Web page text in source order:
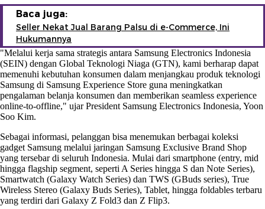
Baca juga:
Seller Nekat Jual Barang Palsu di e-Commerce, Ini
Hukumannya
"Melalui kerja sama strategis antara Samsung Electronics Indonesia
(SEIN) dengan Global Teknologi Niaga (GTN), kami berharap dapat
memenuhi kebutuhan konsumen dalam menjangkau produk teknologi
Samsung di Samsung Experience Store guna meningkatkan
pengalaman belanja konsumen dan memberikan seamless experience
online-to-offline," ujar President Samsung Electronics Indonesia, Yoon
Soo Kim.
Sebagai informasi, pelanggan bisa menemukan berbagai koleksi
gadget Samsung melalui jaringan Samsung Exclusive Brand Shop
yang tersebar di seluruh Indonesia. Mulai dari smartphone (entry, mid
hingga flagship segment, seperti A Series hingga S dan Note Series),
Smartwatch (Galaxy Watch Series) dan TWS (GBuds series), True
Wireless Stereo (Galaxy Buds Series), Tablet, hingga foldables terbaru
yang terdiri dari Galaxy Z Fold3 dan Z Flip3.